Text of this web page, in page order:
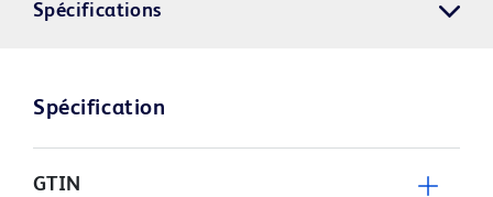
Spécifications
Spécification
GTIN